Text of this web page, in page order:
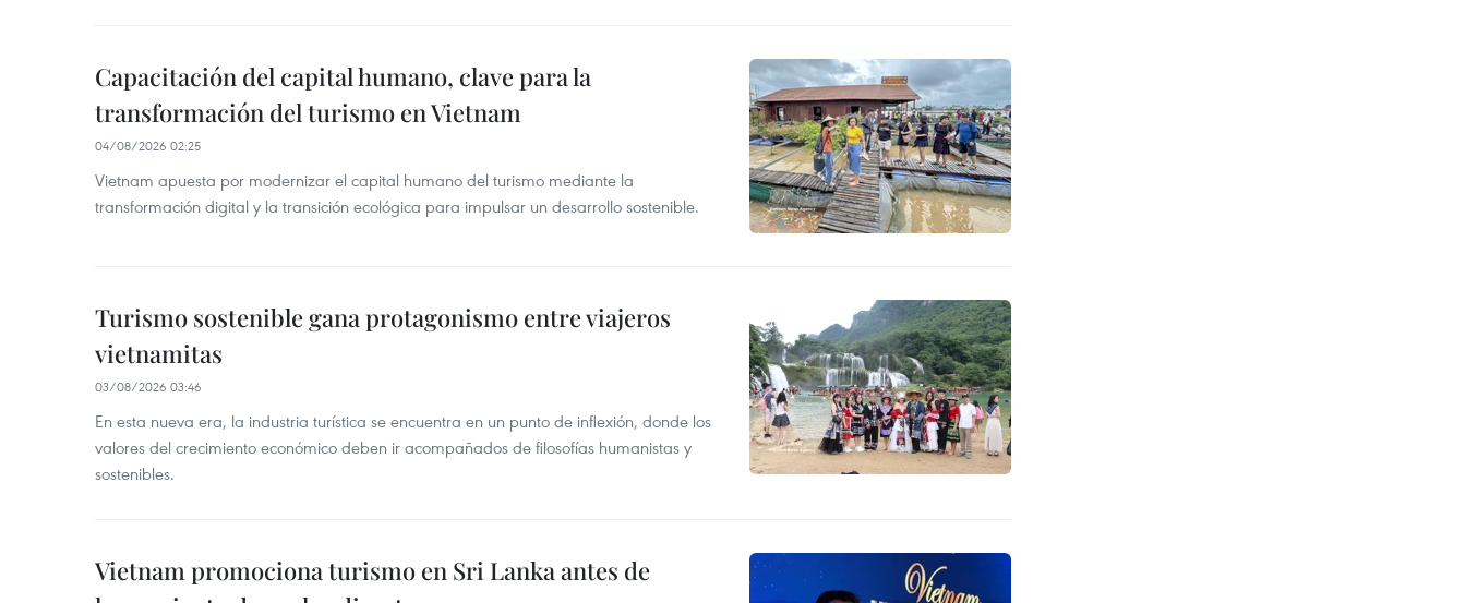
Capacitación del capital humano, clave para la
transformación del turismo en Vietnam
04/08/2026 02:25
Vietnam apuesta por modernizar el capital humano del turismo mediante la
transformación digital y la transición ecológica para impulsar un desarrollo sostenible.
Turismo sostenible gana protagonismo entre viajeros
vietnamitas
03/08/2026 03:46
En esta nueva era, la industria turística se encuentra en un punto de inflexión, donde los
valores del crecimiento económico deben ir acompañados de filosofías humanistas y
sostenibles.
Vietnam promociona turismo en Sri Lanka antes de